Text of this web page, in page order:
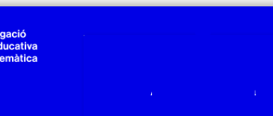
Àmbits de recerca